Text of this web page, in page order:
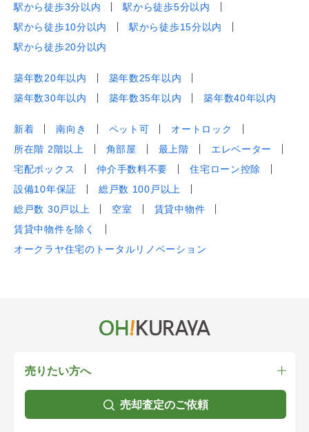
駅から徒歩3分以内
駅から徒歩5分以内
駅から徒歩10分以内
駅から徒歩15分以内
駅から徒歩20分以内
築年数20年以内
築年数25年以内
築年数30年以内
築年数35年以内 築年数40年以内
新着 南向き ペット可
オートロック
所在階 2階以上
角部屋 最上階
エレベーター
宅配ボックス
仲介手数料不要
住宅ローン控除
設備10年保証
総戸数 100戸以上
総戸数 30戸以上
空室
賃貸中物件
賃貸中物件を除く
オークラヤ住宅のトータルリノベーション
売りたい方へ
売却査定のご依頼